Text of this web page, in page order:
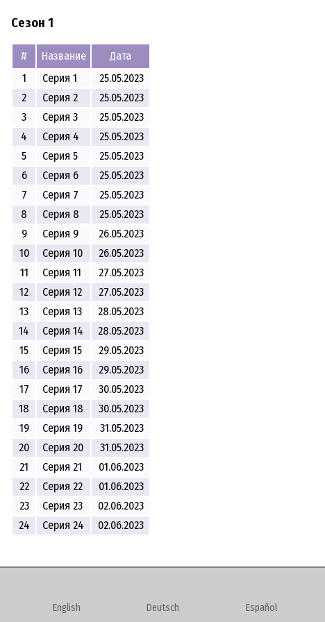
Сезон 1
# Название
Дата
1
Серия 1
25.05.2023
2
Серия 2
25.05.2023
3
Серия 3
25.05.2023
4
Серия 4
25.05.2023
5
Серия 5
25.05.2023
6
Серия 6
25.05.2023
7
Серия 7
25.05.2023
8
Серия 8
25.05.2023
9
Серия 9
26.05.2023
10
Серия 10
26.05.2023
11
Серия 11
27.05.2023
12
Серия 12
27.05.2023
13
Серия 13
28.05.2023
14
Серия 14
28.05.2023
15
Серия 15
29.05.2023
16
Серия 16
29.05.2023
17
Серия 17
30.05.2023
18
Серия 18
30.05.2023
19
Серия 19
31.05.2023
20
Серия 20
31.05.2023
21
Серия 21
01.06.2023
22
Серия 22
01.06.2023
23
Серия 23
02.06.2023
24
Серия 24 02.06.2023
English Deutsch Español